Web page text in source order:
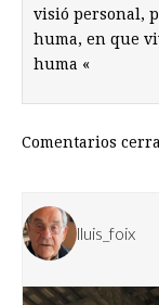
visió personal,
huma, en que
huma «
Comentarios
lluis_foix